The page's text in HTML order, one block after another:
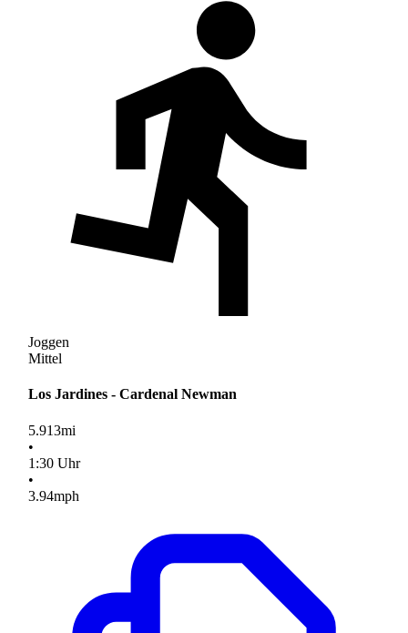
Joggen
Mittel
Los Jardines - Cardenal Newman
5.913mi
•
1 :30Uhr
•
3.94mph